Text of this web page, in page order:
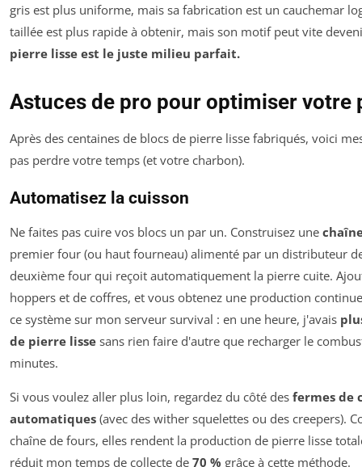
gris est plus uniforme, mais sa fabrication est un cauchemar
taillée est plus rapide à obtenir, mais son motif peut vite
pierre lisse est le juste milieu parfait.
Astuces de pro pour optimiser votre
Après des centaines de blocs de pierre lisse fabriqués, voici
pas perdre votre temps (et votre charbon).
Automatisez la cuisson
Ne faites pas cuire vos blocs un par un. Construisez une
premier four (ou haut fourneau) alimenté par un distributeur
deuxième four qui reçoit automatiquement la pierre cuite.
hoppers et de coffres, et vous obtenez une production
ce système sur mon serveur survival : en une heure, j'avais
de pierre lisse sans rien faire d'autre que recharger le
minutes.
Si vous voulez aller plus loin, regardez du côté des fermes de
automatiques (avec des wither squelettes ou des creepers).
chaîne de fours, elles rendent la production de pierre lisse
réduit mon temps de collecte de 70 % grâce à cette méthode.